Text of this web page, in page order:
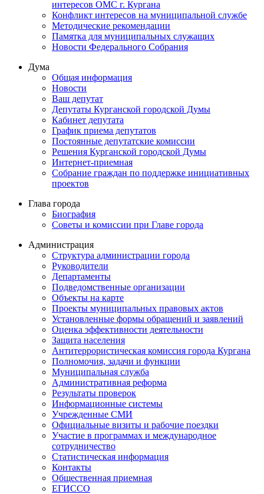
интересов ОМС г. Кургана
Конфликт интересов на муниципальной службе
Методические рекомендации
Памятка для муниципальных служащих
Новости Федерального Cобрания
Дума
Общая информация
Новости
Ваш депутат
Депутаты Курганской городской Думы
Кабинет депутата
График приема депутатов
Постоянные депутатские комиссии
Решения Курганской городской Думы
Интернет-приемная
Собрание граждан по поддержке инициативных
проектов
Глава города
Биография
Советы и комиссии при Главе города
Администрация
Структура администрации города
Руководители
Департаменты
Подведомственные организации
Объекты на карте
Проекты муниципальных правовых актов
Установленные формы обращений и заявлений
Оценка эффективности деятельности
Защита населения
Антитеррористическая комиссия города Кургана
Полномочия, задачи и функции
Муниципальная служба
Административная реформа
Результаты проверок
Информационные системы
Учрежденные СМИ
Официальные визиты и рабочие поездки
Участие в программах и международное
сотрудничество
Статистическая информация
Контакты
Общественная приемная
ЕГИССО